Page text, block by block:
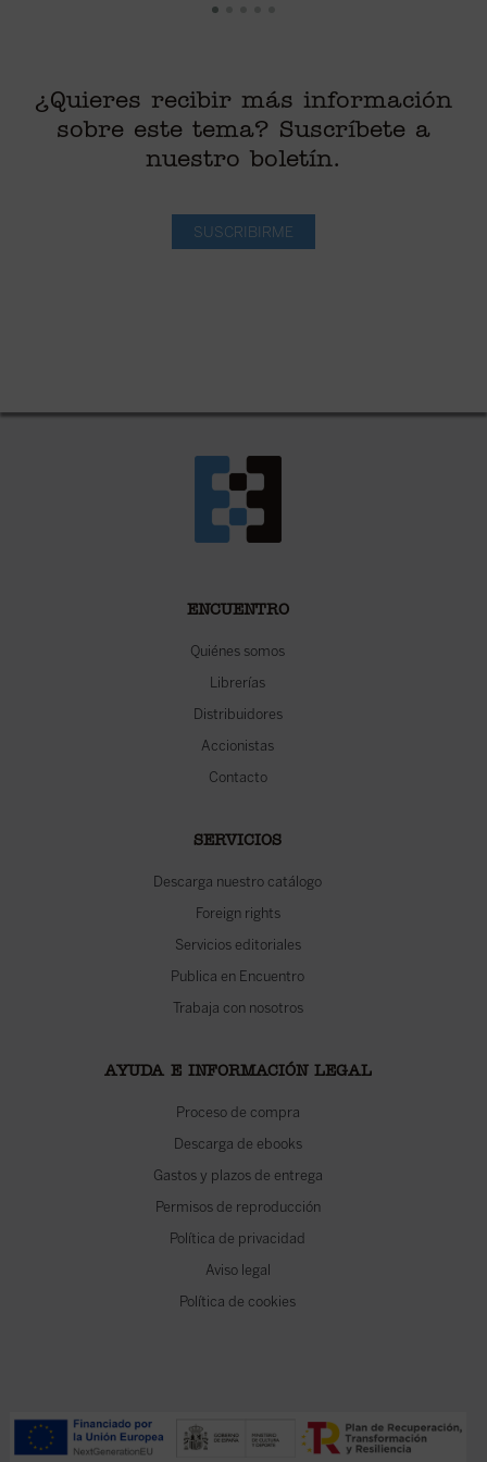
¿Quieres recibir más información
sobre este tema? Suscríbete a
nuestro boletín.
SUSCRIBIRME
ENCUENTRO
Quiénes somos
Librerías
Distribuidores
Accionistas
Contacto
SERVICIOS
Descarga nuestro catálogo
Foreign rights
Servicios editoriales
Publica en Encuentro
Trabaja con nosotros
AYUDA E INFORMACIÓN LEGAL
Proceso de compra
Descarga de ebooks
Gastos y plazos de entrega
Permisos de reproducción
Política de privacidad
Aviso legal
Política de cookies